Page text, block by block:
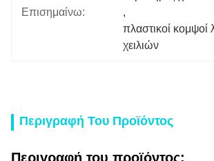
Επισημαίνω:
,
πλαστικοί κομψοί
χειλιών
Περιγραφή Του Προϊόντος
Περιγραφή του προϊόντος: